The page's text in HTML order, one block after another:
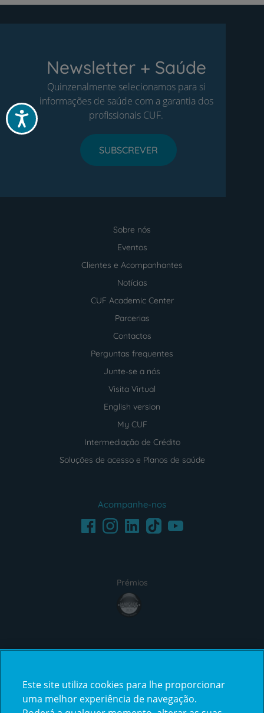
Acessibilidade
Newsletter + Saúde
Quinzenalmente selecionamos para si
informações de saúde com a garantia dos
profissionais CUF.
SUBSCREVER
Sobre nós
Eventos
Clientes e Acompanhantes
Notícias
CUF Academic Center
Parcerias
Contactos
Perguntas frequentes
Junte-se a nós
Visita Virtual
English version
My CUF
Intermediação de Crédito
Soluções de acesso e Planos de saúde
Acompanhe-nos
FacebookInstagramLinkedInTikTokYoutube
Prémios
award4
certification2certification3
Este site utiliza cookies para lhe proporcionar
uma melhor experiência de navegação.